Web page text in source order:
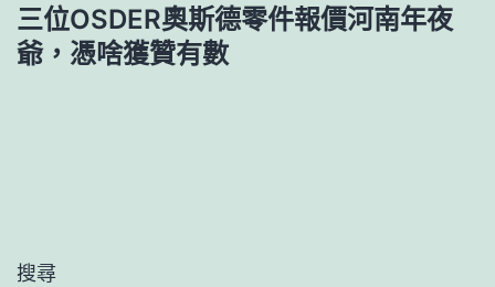
三位OSDER奧斯德零件報價河南年夜
爺，憑啥獲贊有數
搜尋